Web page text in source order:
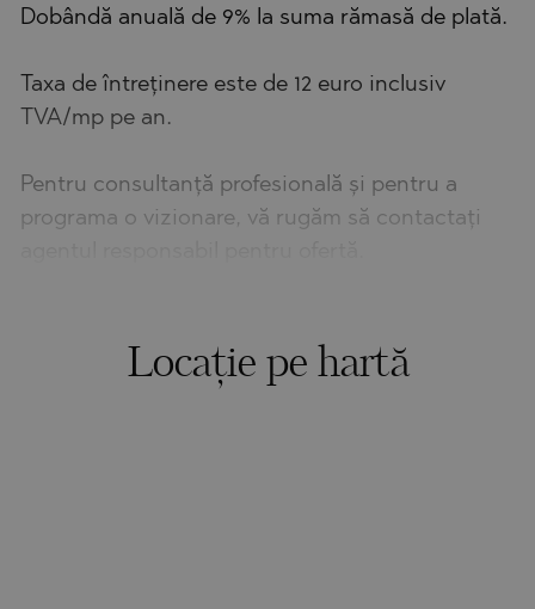
Dobândă anuală de 9% la suma rămasă de plată.
Taxa de întreținere este de 12 euro inclusiv
TVA/mp pe an.
Pentru consultanță profesională și pentru a
programa o vizionare, vă rugăm să contactați
Locație pe hartă